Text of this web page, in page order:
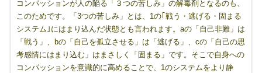
コンパッションが人の陥る「３つの苦しみ」の解毒剤となるのも、
このためです。「3つの苦しみ」とは、1の｢戦う・逃げる・固まる
システム｣にはまり込んだ状態とも言われます。aの「自己非難」は
「戦う」、bの「自己を孤立させる」は「逃げる」、cの「自己の思
考感情にはまり込む」はまさしく「固まる」です。そこで自身への
コンパッションを意識的に高めることで、1のシステムをより静